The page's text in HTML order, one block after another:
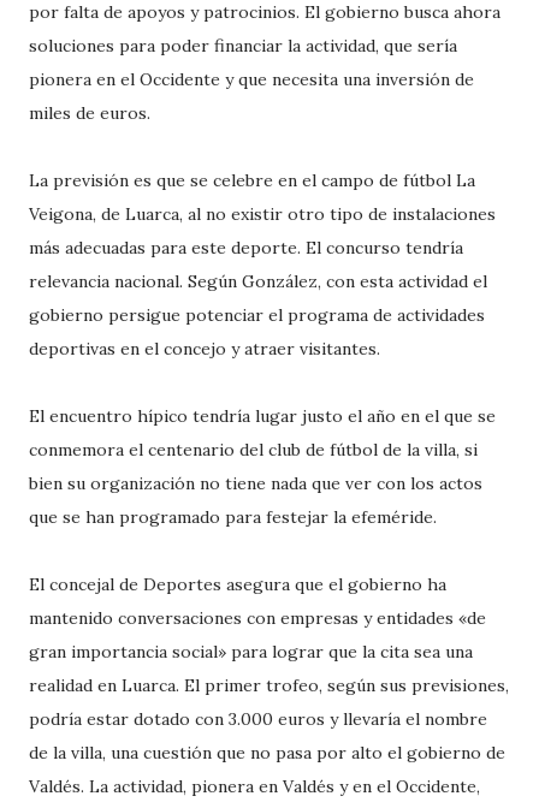
por falta de apoyos y patrocinios. El gobierno busca ahora
soluciones para poder financiar la actividad, que sería
pionera en el Occidente y que necesita una inversión de
miles de euros.
La previsión es que se celebre en el campo de fútbol La
Veigona, de Luarca, al no existir otro tipo de instalaciones
más adecuadas para este deporte. El concurso tendría
relevancia nacional. Según González, con esta actividad el
gobierno persigue potenciar el programa de actividades
deportivas en el concejo y atraer visitantes.
El encuentro hípico tendría lugar justo el año en el que se
conmemora el centenario del club de fútbol de la villa, si
bien su organización no tiene nada que ver con los actos
que se han programado para festejar la efeméride.
El concejal de Deportes asegura que el gobierno ha
mantenido conversaciones con empresas y entidades «de
gran importancia social» para lograr que la cita sea una
realidad en Luarca. El primer trofeo, según sus previsiones,
podría estar dotado con 3.000 euros y llevaría el nombre
de la villa, una cuestión que no pasa por alto el gobierno de
Valdés. La actividad, pionera en Valdés y en el Occidente,